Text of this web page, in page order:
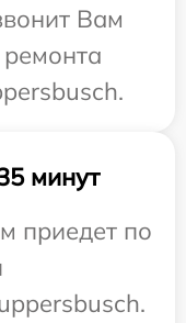
Вам
минут
приедет по